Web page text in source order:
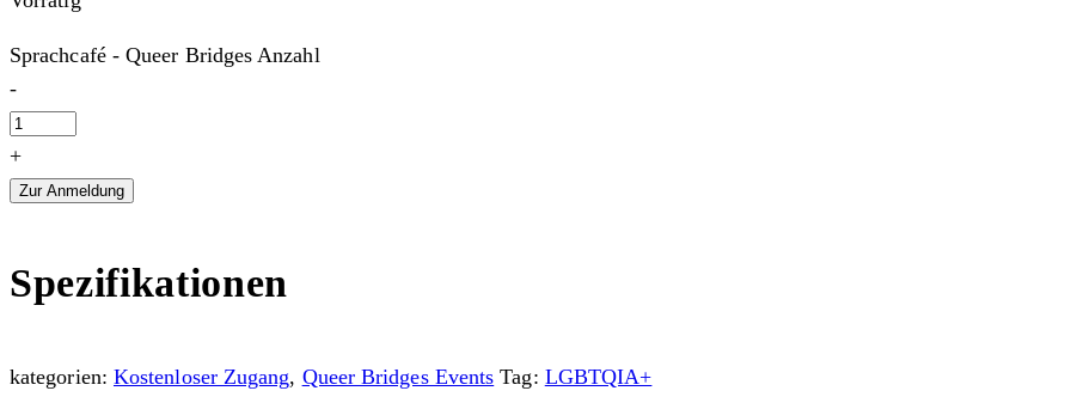
Sprachcafé - Queer Bridges Anzahl
-
+
Zur Anmeldung
Spezifikationen
kategorien: Kostenloser Zugang, Queer Bridges Events Tag: LGBTQIA+